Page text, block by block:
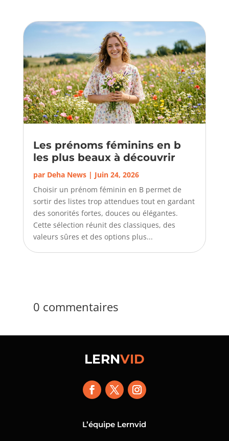
Les prénoms féminins en b
les plus beaux à découvrir
par Deha News| Juin 24, 2026
Choisir un prénom féminin en B permet de
sortir des listes trop attendues tout en gardant
des sonorités fortes, douces ou élégantes.
Cette sélection réunit des classiques, des
valeurs sûres et des options plus...
0 commentaires
LERNVID
L’équipe Lernvid